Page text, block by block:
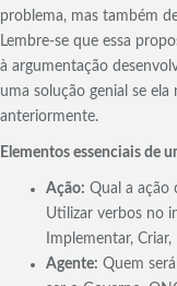
problema, mas também
Lembre-se que essa
à argumentação
uma solução genial se
anteriormente.
Elementos essenciais de
Ação: Qual a ação
Utilizar verbos no
Implementar,
Agente: Quem